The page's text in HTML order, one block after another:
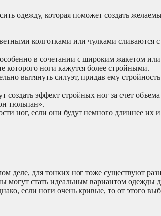
одежду, которая поможет создать
колготками или чулками сливаются с
в сочетании с широким жакетом или
которого ноги кажутся более стройными.
вытянуть силуэт, придав ему
эффект стройных ног за счет
тюльпан».
ног, если они будут немного длиннее их
деле, для тонких ног тоже существуют
стать идеальным вариантом одежды
если ноги очень кривые, то от этого